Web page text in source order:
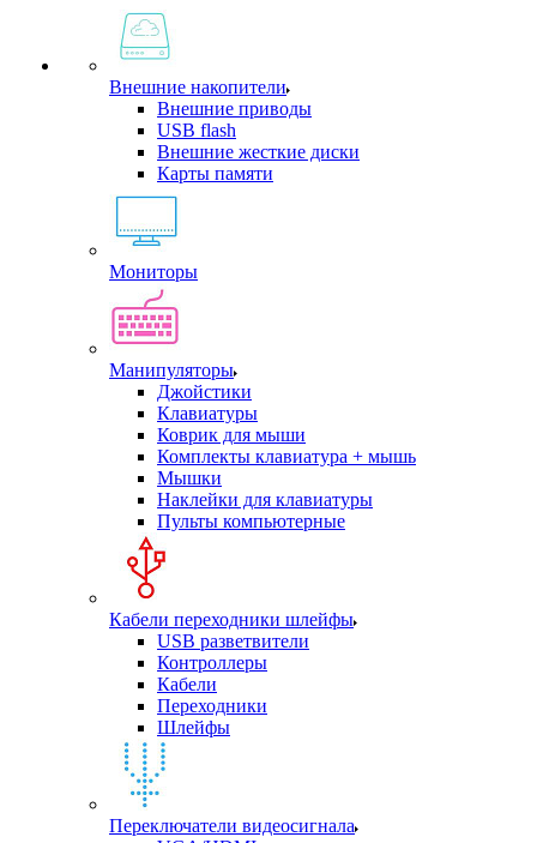
Внешние накопители
Внешние приводы
USB flash
Внешние жесткие диски
Карты памяти
Мониторы
Манипуляторы
Джойстики
Клавиатуры
Коврик для мыши
Комплекты клавиатура + мышь
Мышки
Наклейки для клавиатуры
Пульты компьютерные
Кабели переходники шлейфы
USB разветвители
Контроллеры
Кабели
Переходники
Шлейфы
Переключатели видеосигнала